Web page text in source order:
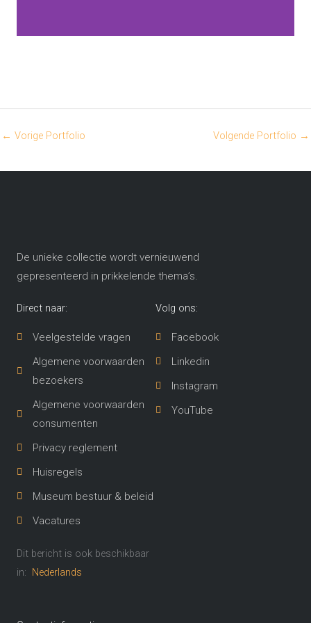
← Vorige Portfolio Volgende Portfolio →
De unieke collectie wordt vernieuwend
gepresenteerd in prikkelende thema’s​.
Direct naar:
Veelgestelde vragen
Algemene voorwaarden
bezoekers
Algemene voorwaarden
consumenten
Privacy reglement
Huisregels
Museum bestuur & beleid
Vacatures
Dit bericht is ook beschikbaar
in: Nederlands
Volg ons:
Facebook
Linkedin
Instagram
YouTube